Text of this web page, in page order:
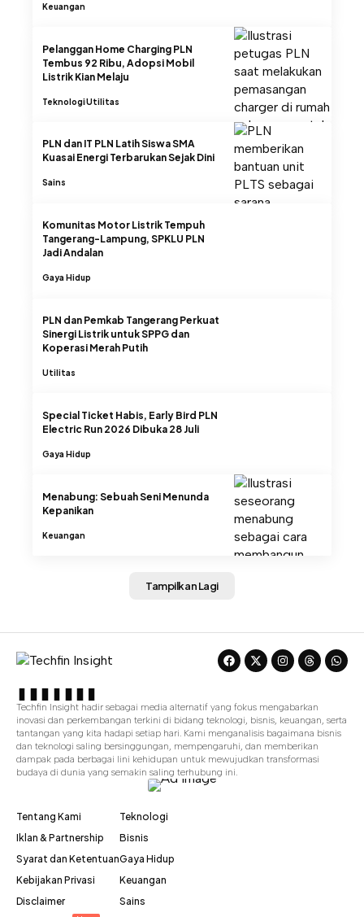
Keuangan
Pelanggan Home Charging PLN
Tembus 92 Ribu, Adopsi Mobil
Listrik Kian Melaju
TeknologiUtilitas
PLN dan IT PLN Latih Siswa SMA
Kuasai Energi Terbarukan Sejak Dini
Sains
Komunitas Motor Listrik Tempuh
Tangerang-Lampung, SPKLU PLN
Jadi Andalan
Gaya Hidup
PLN dan Pemkab Tangerang Perkuat
Sinergi Listrik untuk SPPG dan
Koperasi Merah Putih
Utilitas
Special Ticket Habis, Early Bird PLN
Electric Run 2026 Dibuka 28 Juli
Gaya Hidup
Menabung: Sebuah Seni Menunda
Kepanikan
Keuangan
Tampilkan Lagi
Techfin Insight hadir sebagai media alternatif yang fokus mengabarkan
inovasi dan perkembangan terkini di bidang teknologi, bisnis, keuangan, serta
tantangan yang kita hadapi setiap hari. Kami menganalisis bagaimana bisnis
dan teknologi saling bersinggungan, mempengaruhi, dan memberikan
dampak pada berbagai lini kehidupan untuk mewujudkan transformasi
budaya di dunia yang semakin saling terhubung ini.
Tentang Kami
Iklan & Partnership
Syarat dan Ketentuan
Kebijakan Privasi
Disclaimer
Teknologi
Bisnis
Gaya Hidup
Keuangan
Sains